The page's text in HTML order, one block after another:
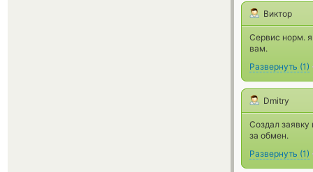
Виктор
Сервис норм. я
вам.
Развернуть (1)
Dmitry
Создал
за обмен.
Развернуть (1)